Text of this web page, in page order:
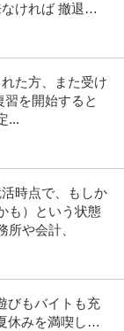
コンサルティング ※
提供：ビズリーチ
求人をもっと見る
ければ 撤退す
た方、また受け
を開始すると
...
時点で、もしか
も）という状態
や会計、
びもバイトも充
休みを満喫しよ